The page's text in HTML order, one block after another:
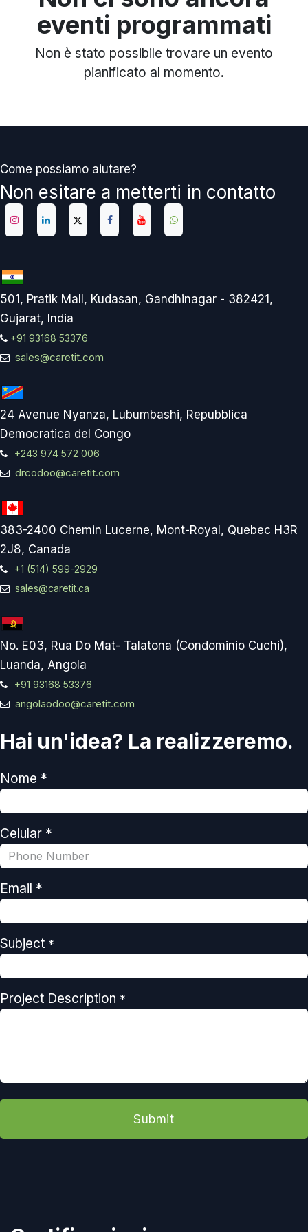
eventi programmati
Non è stato possibile trovare un evento
pianificato al momento.
Come possiamo aiutare?
Non esitare a metterti in contatto
501, Pratik Mall, Kudasan, Gandhinagar - 382421,
Gujarat, India
+91 93168 53376
sales@caretit.com
24 Avenue Nyanza, Lubumbashi, Repubblica
Democratica del Congo
+243 974 572 006
drcodoo@caretit.com
Hai un'idea? La realizzeremo.
Nome *
Celular *
Email *
Subject *
Project Description *
Submit
383-2400 Chemin Lucerne, Mont-Royal, Quebec H3R
2J8, Canada
+1 (514) 599-2929
sales@caretit.ca
No. E03, Rua Do Mat- Talatona (Condominio Cuchi),
Luanda, Angola
+91 93168 53376
angolaodoo@caretit.com